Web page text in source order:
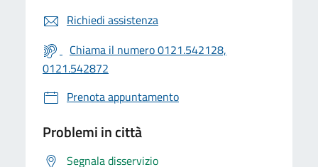
Richiedi assistenza
Chiama il numero 0121.542128,
0121.542872
Prenota appuntamento
Problemi in città
Segnala disservizio